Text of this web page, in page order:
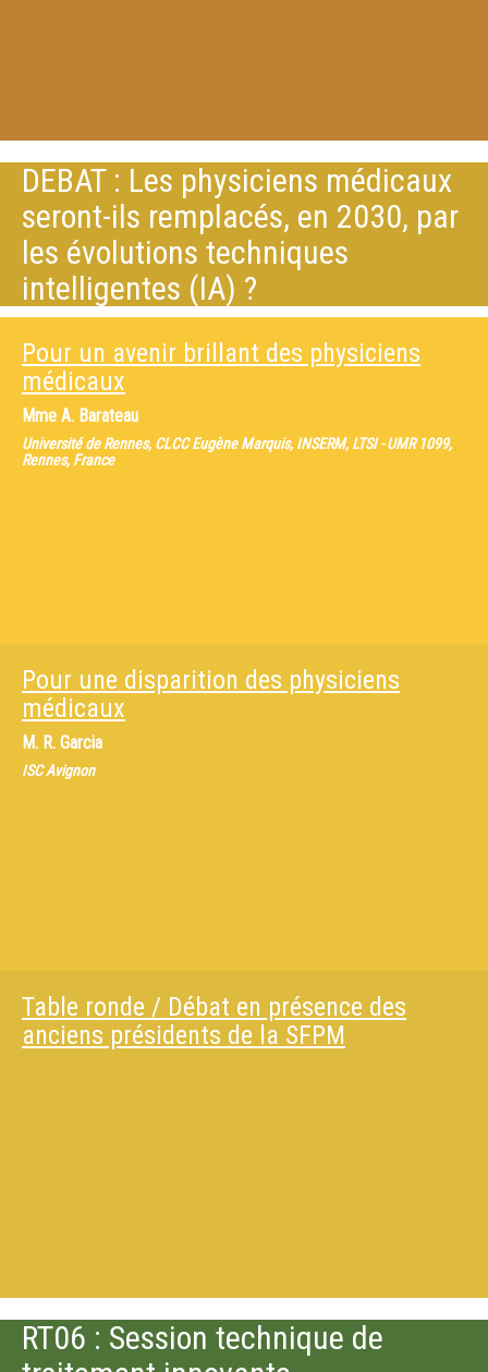
DEBAT : Les physiciens médicaux
seront-ils remplacés, en 2030, par
les évolutions techniques
intelligentes (IA) ?
Pour un avenir brillant des physiciens
médicaux
Mme A. Barateau
Université de Rennes, CLCC Eugène Marquis, INSERM, LTSI - UMR 1099,
Rennes, France
Pour une disparition des physiciens
médicaux
M. R. Garcia
ISC Avignon
Table ronde / Débat en présence des
anciens présidents de la SFPM
RT06 : Session technique de